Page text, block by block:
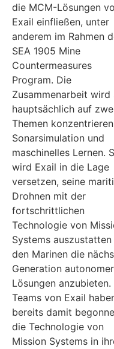
die MCM-Lösungen
Exail einfließen, unter
anderem im Rahmen
SEA 1905 Mine
Countermeasures
Program. Die
Zusammenarbeit wird
hauptsächlich auf
Themen
Sonarsimulation und
maschinelles Lernen.
wird Exail in die Lage
versetzen, seine
Drohnen mit der
fortschrittlichen
Technologie von
Systems auszustatten
den Marinen die
Generation autonomer
Lösungen anzubieten.
Teams von Exail
bereits damit
die Technologie von
Mission Systems in